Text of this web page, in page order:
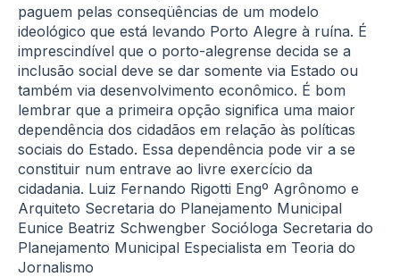
paguem pelas conseqüências de um modelo
ideológico que está levando Porto Alegre à ruína. É
imprescindível que o porto-alegrense decida se a
inclusão social deve se dar somente via Estado ou
também via desenvolvimento econômico. É bom
lembrar que a primeira opção significa uma maior
dependência dos cidadãos em relação às políticas
sociais do Estado. Essa dependência pode vir a se
constituir num entrave ao livre exercício da
cidadania. Luiz Fernando Rigotti Engº Agrônomo e
Arquiteto Secretaria do Planejamento Municipal
Eunice Beatriz Schwengber Socióloga Secretaria do
Planejamento Municipal Especialista em Teoria do
Jornalismo